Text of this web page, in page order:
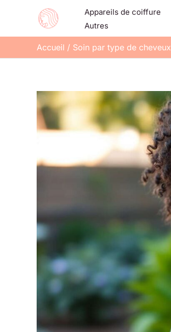
contenu
Appareils de coiffure
Autres
Accueil Soin par type de cheveux